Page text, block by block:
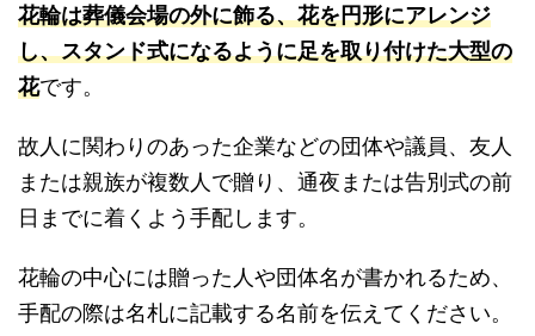
花輪は葬儀会場の外に飾る、花を円形にアレンジ
し、スタンド式になるように足を取り付けた大型の
花です。
故人に関わりのあった企業などの団体や議員、友人
または親族が複数人で贈り、通夜または告別式の前
日までに着くよう手配します。
花輪の中心には贈った人や団体名が書かれるため、
手配の際は名札に記載する名前を伝えてください。